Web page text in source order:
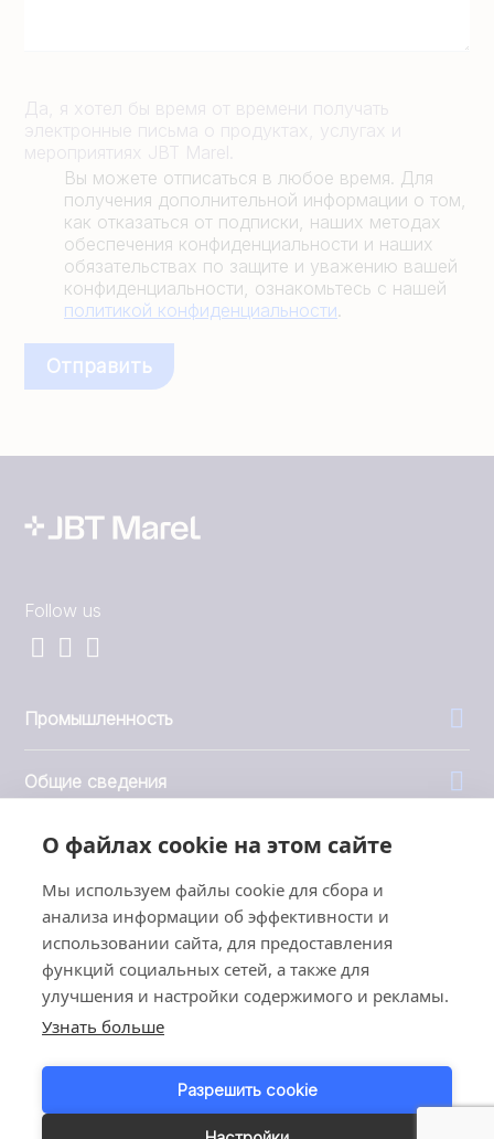
О файлах cookie на этом сайте
Мы используем файлы cookie для сбора и
анализа информации об эффективности и
использовании сайта, для предоставления
функций социальных сетей, а также для
улучшения и настройки содержимого и рекламы.
Узнать больше
Разрешить cookie
Да, я хотел бы время от времени получать
электронные письма о продуктах, услугах и
мероприятиях JBT Marel.
Вы можете отписаться в любое время. Для
получения дополнительной информации о том,
как отказаться от подписки, наших методах
обеспечения конфиденциальности и наших
обязательствах по защите и уважению вашей
конфиденциальности, ознакомьтесь с нашей
политикой конфиденциальности.
Follow us
Промышленность
Общие сведения
Компания
1999 - 2026 © JBT Marel
Политика конфиденциальности
Customer Personal Data Protection Terms